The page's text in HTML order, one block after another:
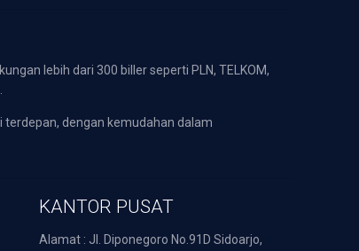
lebih dari 300 biller seperti PLN, TELKOM,
dengan kemudahan dalam
KANTOR PUSAT
Alamat : Jl. Diponegoro No.91D Sidoarjo,